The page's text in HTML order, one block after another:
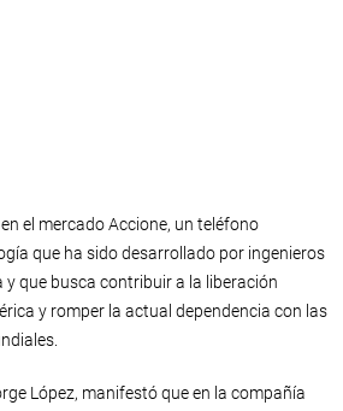
el mercado Accione, un teléfono
que ha sido desarrollado por ingenieros
y que busca contribuir a la liberación
y romper la actual dependencia con las
López, manifestó que en la compañía